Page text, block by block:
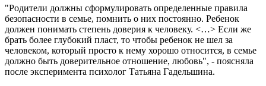
"Родители должны сформулировать определенные правила
безопасности в семье, помнить о них постоянно. Ребенок
должен понимать степень доверия к человеку. <…> Если же
брать более глубокий пласт, то чтобы ребенок не шел за
человеком, который просто к нему хорошо относится, в семье
должно быть доверительное отношение, любовь", - поясняла
после эксперимента психолог Татьяна Гадельшина.